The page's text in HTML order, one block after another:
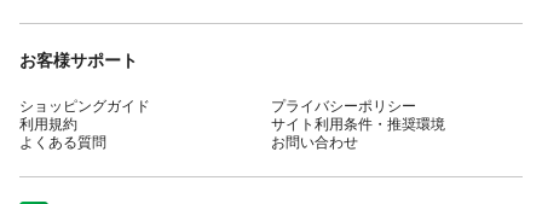
お客様サポート
ショッピングガイド
利用規約
よくある質問
プライバシーポリシー
サイト利用条件・推奨環境
お問い合わせ